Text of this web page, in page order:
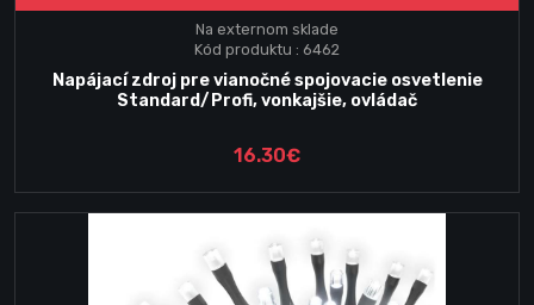
Na externom sklade
Kód produktu : 6462
Napájací zdroj pre vianočné spojovacie osvetlenie
Standard/Profi, vonkajšie, ovládač
16.30€